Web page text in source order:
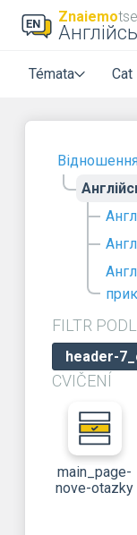
Znaiemotse
Témata Cat
FILTR
CVIČENÍ
main_page-
nove-otazky